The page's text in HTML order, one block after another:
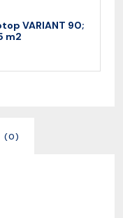
VARIANT 90;
m2
(0)